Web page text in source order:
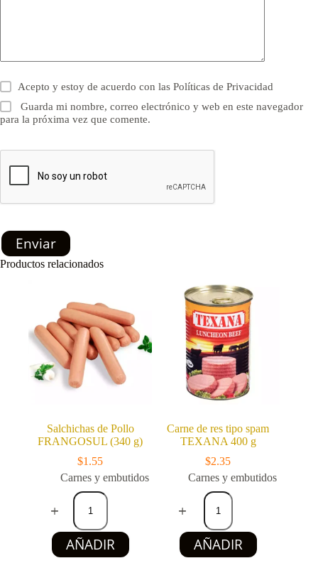
Acepto y estoy de acuerdo con lasPolíticas de Privacidad
Guarda mi nombre, correo electrónico y web en este navegador
para la próxima vez que comente.
Enviar
Productos relacionados
Salchichas de Pollo
FRANGOSUL (340 g)
$1.55
Carnes y embutidos
Salchichas
Pollo
FRANGOSUL
(340
g)
AÑADIR
Carne de res tipo spam
TEXANA 400 g
$2.35
Carnes y embutidos
Carne
res
tipo
spam
TEXANA
AÑADIR